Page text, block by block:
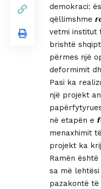
demokraci:
qëllimshme
vetmi institut
brishtë
përmes një
deformimit
Pasi ka
një projekt
në etapën e
menaxhimit
projekt ka
Ramën
sa më
pazakontë